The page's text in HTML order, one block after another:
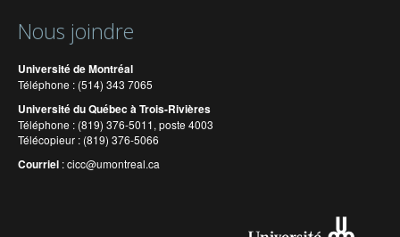
Nous joindre
Université de Montréal
Téléphone : (514) 343 7065
Université du Québec à Trois-Rivières
Téléphone : (819) 376-5011, poste 4003
Télécopieur : (819) 376-5066
Courriel :cicc@umontreal.ca